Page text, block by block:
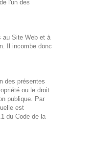
l'un des
au Site Web et à
Il incombe donc
des présentes
ou le droit
publique. Par
est
du Code de la